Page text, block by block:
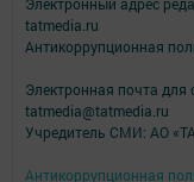
Электронный адрес
tatmedia.ru
Антикоррупционная
Электронная почта
tatmedia@tatmedia.ru
Учредитель СМИ: АО
Антикоррупционная